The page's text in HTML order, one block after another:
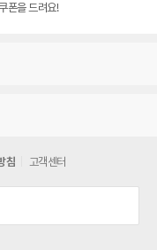
폰을 드려요!
침 고객센터